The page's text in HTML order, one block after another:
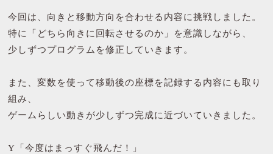
今回は、向きと移動方向を合わせる内容に挑戦しました。
特に「どちら向きに回転させるのか」を意識しながら、
少しずつプログラムを修正していきます。
また、変数を使って移動後の座標を記録する内容にも取り
組み、
ゲームらしい動きが少しずつ完成に近づいていきました。
Y「今度はまっすぐ飛んだ！」